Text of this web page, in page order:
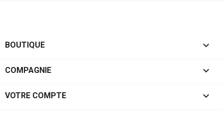
BOUTIQUE 
COMPAGNIE 
VOTRE COMPTE 